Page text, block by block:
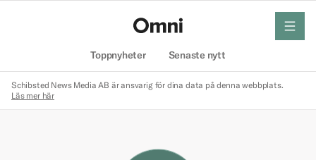
Toppnyheter Senaste nytt
meny
Schibsted News Media AB är ansvarig för dina data på denna webbplats.
Läs mer här